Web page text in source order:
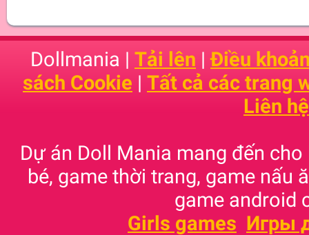
Dollmania | Tải lên |Điều
sách Cookie | Tất cả các trang
Liên
Dự án Doll Mania mang đến
bé, game thời trang, game nấu
game android
Girls games Игры